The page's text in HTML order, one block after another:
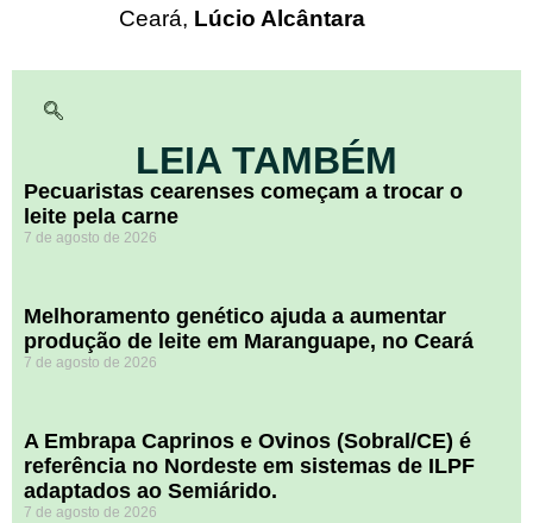
Ceará, Lúcio Alcântara
LEIA TAMBÉM
Pecuaristas cearenses começam a trocar o
leite pela carne
7 de agosto de 2026
Melhoramento genético ajuda a aumentar
produção de leite em Maranguape, no Ceará
7 de agosto de 2026
A Embrapa Caprinos e Ovinos (Sobral/CE) é
referência no Nordeste em sistemas de ILPF
adaptados ao Semiárido.
7 de agosto de 2026